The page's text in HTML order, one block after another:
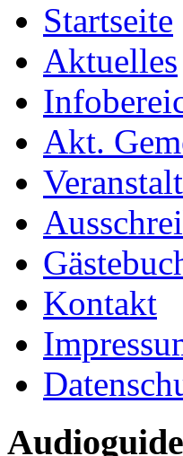
Startseite
Aktuelles
Akt.
Kontakt
Audioguide